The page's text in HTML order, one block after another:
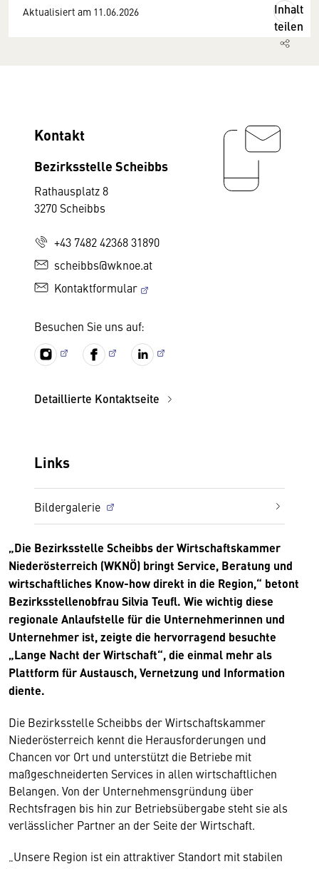
Aktualisiert am 11.06.2026
Inhalt
teilen
Kontakt
Bezirksstelle Scheibbs
Rathausplatz 8
3270 Scheibbs
+43 7482 42368 31890
scheibbs@wknoe.at
Kontaktformular
Besuchen Sie uns auf:
Detaillierte Kontaktseite
Links
Bildergalerie
„Die Bezirksstelle Scheibbs der Wirtschaftskammer
Niederösterreich (WKNÖ) bringt Service, Beratung und
wirtschaftliches Know-how direkt in die Region,“ betont
Bezirksstellenobfrau Silvia Teufl. Wie wichtig diese
regionale Anlaufstelle für die Unternehmerinnen und
Unternehmer ist, zeigte die hervorragend besuchte
„Lange Nacht der Wirtschaft“, die einmal mehr als
Plattform für Austausch, Vernetzung und Information
diente.
Die Bezirksstelle Scheibbs der Wirtschaftskammer
Niederösterreich kennt die Herausforderungen und
Chancen vor Ort und unterstützt die Betriebe mit
maßgeschneiderten Services in allen wirtschaftlichen
Belangen. Von der Unternehmensgründung über
Rechtsfragen bis hin zur Betriebsübergabe steht sie als
verlässlicher Partner an der Seite der Wirtschaft.
„Unsere Region ist ein attraktiver Standort mit stabilen